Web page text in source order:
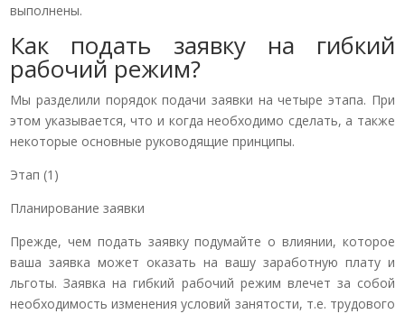
выполнены.
Как подать заявку на гибкий
рабочий режим?
Мы разделили порядок подачи заявки на четыре этапа. При
этом указывается, что и когда необходимо сделать, а также
некоторые основные руководящие принципы.
Этап (1)
Планирование заявки
Прежде, чем подать заявку подумайте о влиянии, которое
ваша заявка может оказать на вашу заработную плату и
льготы. Заявка на гибкий рабочий режим влечет за собой
необходимость изменения условий занятости, т.е. трудового